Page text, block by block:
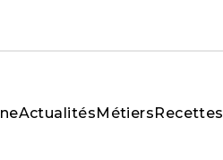
ActualitésMétiersRecettes